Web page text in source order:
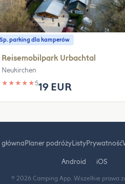
Sp. parking dla kamperów
Reisemobilpark Urbachtal
Neukirchen
★ ★ ★ ★ ★519 EUR
Planer podróżyListyPrywatność
Android iOS
© 2026 Camping App. Wszelkie prawa